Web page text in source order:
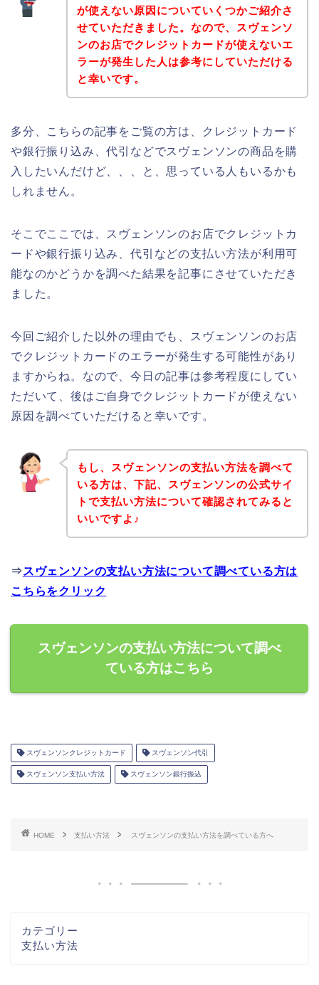
が使えない原因についていくつかご紹介さ
せていただきました。なので、スヴェンソ
ンのお店でクレジットカードが使えないエ
ラーが発生した人は参考にしていただける
と幸いです。
多分、こちらの記事をご覧の方は、クレジットカード
や銀行振り込み、代引などでスヴェンソンの商品を購
入したいんだけど、、、と、思っている人もいるかも
しれません。
そこでここでは、スヴェンソンのお店でクレジットカ
ードや銀行振り込み、代引などの支払い方法が利用可
能なのかどうかを調べた結果を記事にさせていただき
ました。
今回ご紹介した以外の理由でも、スヴェンソンのお店
でクレジットカードのエラーが発生する可能性があり
ますからね。なので、今日の記事は参考程度にしてい
ただいて、後はご自身でクレジットカードが使えない
原因を調べていただけると幸いです。
もし、スヴェンソンの支払い方法を調べて
いる方は、下記、スヴェンソンの公式サイ
トで支払い方法について確認されてみると
いいですよ♪
⇒ スヴェンソンの支払い方法について調べている方は
こちらをクリック
スヴェンソンの支払い方法について調べ
ている方はこちら
スヴェンソンクレジットカード スヴェンソン代引
スヴェンソン支払い方法 スヴェンソン銀行振込
HOME 支払い方法 スヴェンソンの支払い方法を調べている方へ
カテゴリー
支払い方法